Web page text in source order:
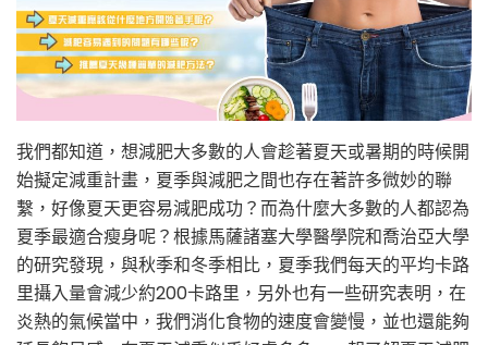
問
題
與
推
薦
減
重
方
法
呢？〉
中
我們都知道，想減肥大多數的人會趁著夏天或暑期的時候開
始擬定減重計畫，夏季與減肥之間也存在著許多微妙的聯
繫，好像夏天更容易減肥成功？而為什麼大多數的人都認為
夏季最適合瘦身呢？根據馬薩諸塞大學醫學院和喬治亞大學
的研究發現，與秋季和冬季相比，夏季我們每天的平均卡路
里攝入量會減少約200卡路里，另外也有一些研究表明，在
炎熱的氣候當中，我們消化食物的速度會變慢，並也還能夠